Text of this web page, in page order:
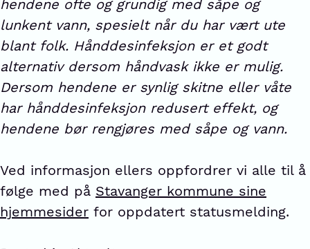
hendene ofte og grundig med såpe og
lunkent vann, spesielt når du har vært ute
blant folk. Hånddesinfeksjon er et godt
alternativ dersom håndvask ikke er mulig.
Dersom hendene er synlig skitne eller våte
har hånddesinfeksjon redusert effekt, og
hendene bør rengjøres med såpe og vann.
Ved informasjon ellers oppfordrer vi alle til å
følge med på Stavanger kommune sine
hjemmesider for oppdatert statusmelding.